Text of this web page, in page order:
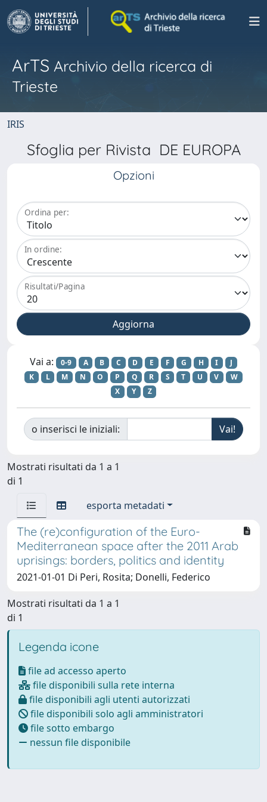
ArTS Archivio della ricerca di
Trieste
IRIS
Sfoglia per Rivista DE EUROPA
Opzioni
Ordina per:
In ordine:
Risultati/Pagina
Vai a: 0-9 A B C D E F G H I
J
K
L M N O P Q R S T U V
W
X
Y Z
o inserisci le iniziali:
Mostrati risultati da 1 a 1
di 1
esporta metadati
The (re)configuration of the Euro-
Mediterranean space after the 2011 Arab
uprisings: borders, politics and identity
2021-01-01 Di Peri, Rosita; Donelli, Federico
Mostrati risultati da 1 a 1
di 1
Legenda icone
file ad accesso aperto
file disponibili sulla rete interna
file disponibili agli utenti autorizzati
file disponibili solo agli amministratori
file sotto embargo
nessun file disponibile